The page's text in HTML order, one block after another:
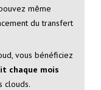
même
du transfert
vous bénéficiez
chaque mois
clouds.